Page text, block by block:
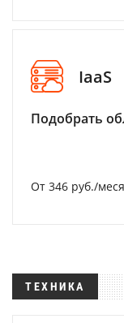
IaaS
Подобрать
От 346 руб./
ТЕХНИКА